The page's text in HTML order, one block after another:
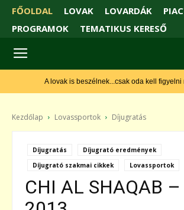
FŐOLDAL LOVAK LOVARDÁK
PROGRAMOK
TEMATIKUS KERESŐ
A lovak is beszélnek...csak oda kell figyelni
Kezdőlap Lovassportok Díjugratás
Díjugratás
Díjugrató eredmények
Díjugrató szakmai cikkek
Lovassportok
CHI AL SHAQAB